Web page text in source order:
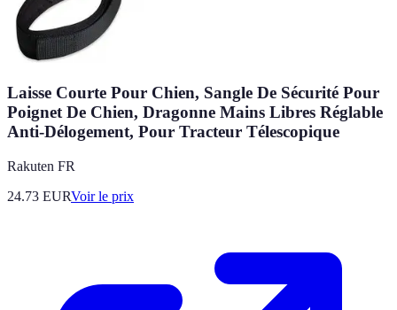
Laisse Courte Pour Chien, Sangle De Sécurité Pour
Poignet De Chien, Dragonne Mains Libres Réglable
Anti-Délogement, Pour Tracteur Télescopique
Rakuten FR
24.73 EURVoir le prix